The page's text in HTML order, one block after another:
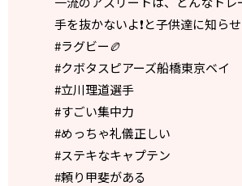
手を抜かないよ❗️と子供達に知ら
#ラグビー🏉
#クボタスピアーズ船橋東京ベイ
#立川理道選手
#すごい集中力
#めっちゃ礼儀正しい
#ステキなキャプテン
#頼り甲斐がある